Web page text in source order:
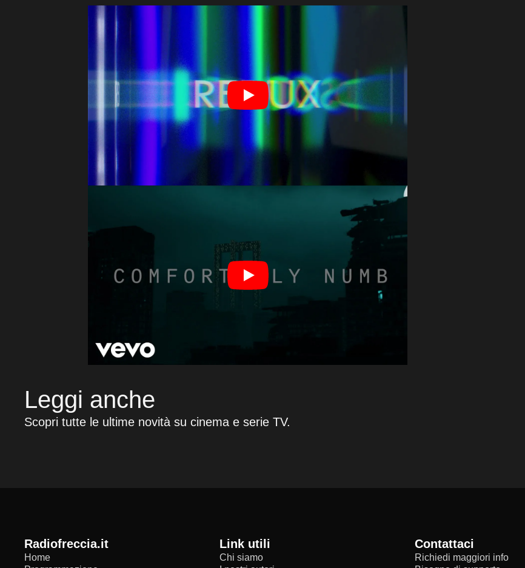
Leggi anche
Scopri tutte le ultime novità su cinema e serie TV.
radiofreccia.it
Home
Link utili
Chi siamo
Contattaci
Richiedi maggiori info